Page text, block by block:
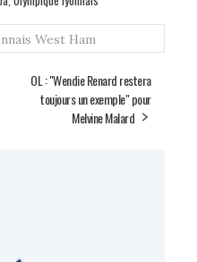
West Ham
OL : "Wendie Renard restera
toujours un exemple" pour
Melvine Malard